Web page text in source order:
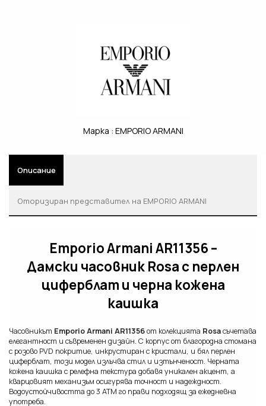
Марка : EMPORIO ARMANI
Описание
Оторизиран представител на EMPORIO ARMANI
Emporio Armani AR11356 –
Дамски часовник Rosa с перлен
циферблат и черна кожена
каишка
Часовникът Emporio Armani AR11356от колекцията Rosaсъчетава
елегантност и съвременен дизайн. С корпус от благородна стомана
с розово PVD покритие, инкрустиран с кристали, и бял перлен
циферблат, този модел излъчва стил и изтънченост. Черната
кожена каишка с релефна текстура добавя уникален акцент, а
кварцовият механизъм осигурява точност и надеждност.
Водоустойчивостта до 3 ATM го прави подходящ за ежедневна
употреба.